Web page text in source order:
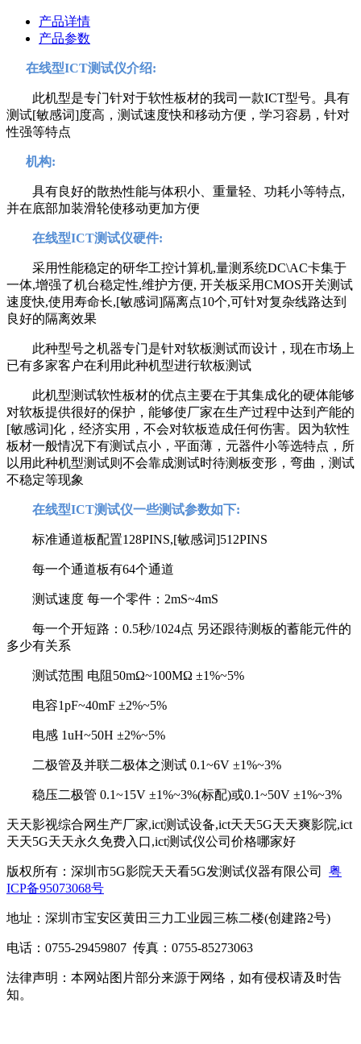
产品详情
产品参数
在线型ICT测试仪介绍:
此机型是专门针对于软性板材的我司一款ICT型号。具有
测试[敏感词]度高，测试速度快和移动方便，学习容易，针对
性强等特点
机构:
具有良好的散热性能与体积小、重量轻、功耗小等特点,
并在底部加装滑轮使移动更加方便
在线型ICT测试仪硬件:
采用性能稳定的研华工控计算机,量测系统DC\AC卡集于
一体,增强了机台稳定性,维护方便, 开关板采用CMOS开关测试
速度快,使用寿命长,[敏感词]隔离点10个,可针对复杂线路达到
良好的隔离效果
此种型号之机器专门是针对软板测试而设计，现在市场上
已有多家客户在利用此种机型进行软板测试
此机型测试软性板材的优点主要在于其集成化的硬体能够
对软板提供很好的保护，能够使厂家在生产过程中达到产能的
[敏感词]化，经济实用，不会对软板造成任何伤害。因为软性
板材一般情况下有测试点小，平面薄，元器件小等选特点，所
以用此种机型测试则不会靠成测试时待测板变形，弯曲，测试
不稳定等现象
在线型ICT测试仪一些测试参数如下:
标准通道板配置128PINS,[敏感词]512PINS
每一个通道板有64个通道
测试速度 每一个零件：2mS~4mS
每一个开短路：0.5秒/1024点 另还跟待测板的蓄能元件的
多少有关系
测试范围 电阻50mΩ~100MΩ ±1%~5%
电容1pF~40mF ±2%~5%
电感 1uH~50H ±2%~5%
二极管及并联二极体之测试 0.1~6V ±1%~3%
稳压二极管 0.1~15V ±1%~3%(标配)或0.1~50V ±1%~3%
天天影视综合网生产厂家,ict测试设备,ict天天5G天天爽影院,ict
天天5G天天永久免费入口,ict测试仪公司价格哪家好
版权所有：深圳市5G影院天天看5G发测试仪器有限公司 粤
ICP备95073068号
地址：深圳市宝安区黄田三力工业园三栋二楼(创建路2号)
电话：0755-29459807 传真：0755-85273063
法律声明：本网站图片部分来源于网络，如有侵权请及时告
知。